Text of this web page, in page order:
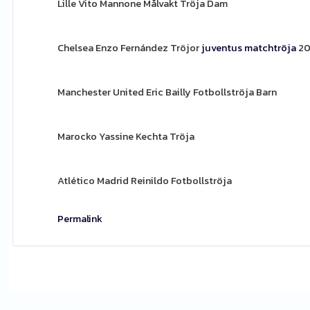
Lille Vito Mannone Målvakt Tröja Dam
Chelsea Enzo Fernández Tröjorjuventus matchtröja
Manchester United Eric Bailly Fotbollströja Barn
Marocko Yassine Kechta Tröja
Atlético Madrid Reinildo Fotbollströja
Permalink